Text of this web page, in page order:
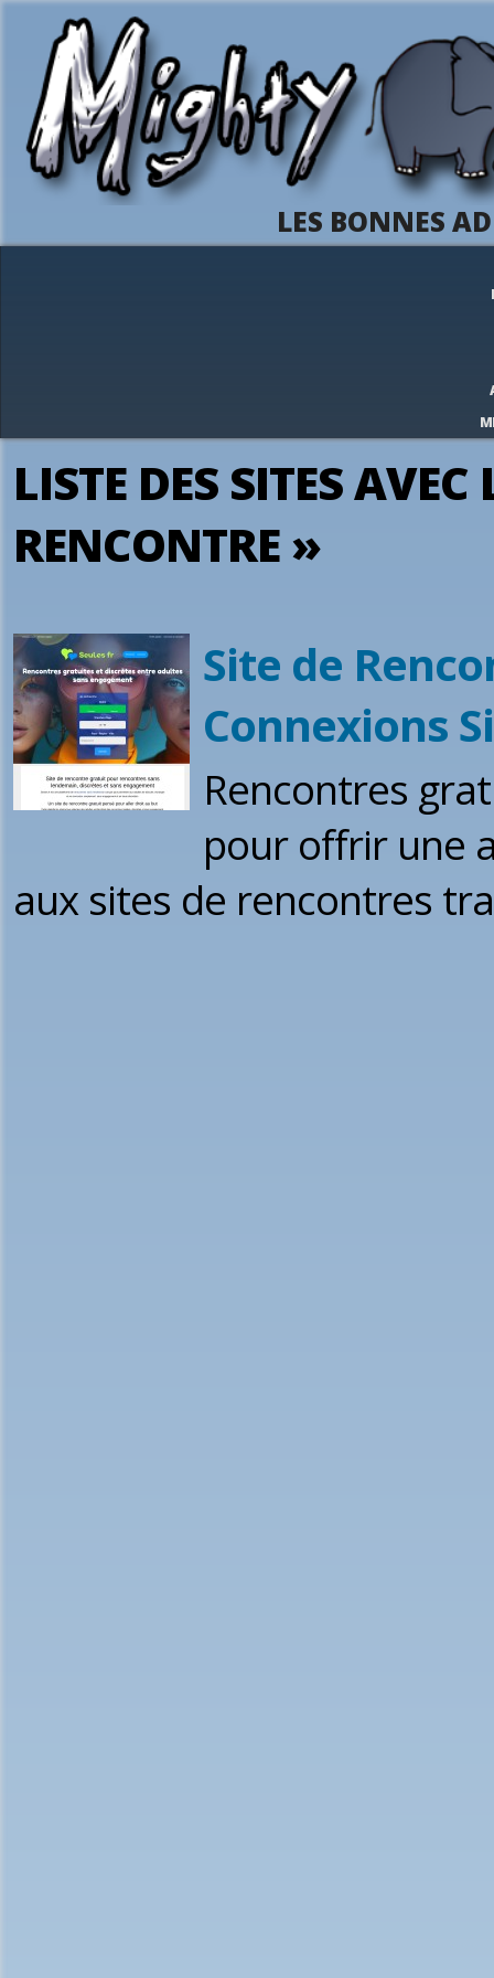
LES BONNES
LISTE DES SITES
RENCONTRE »
Site de
Connexions
Rencontres
pour offrir une
aux sites de rencontres